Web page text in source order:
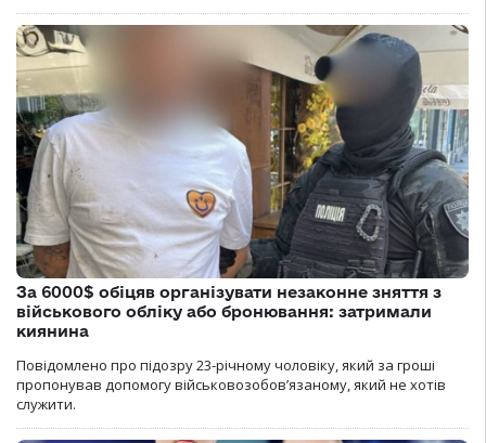
За 6000$ обіцяв організувати незаконне зняття з
військового обліку або бронювання: затримали
киянина
Повідомлено про підозру 23-річному чоловіку, який за гроші
пропонував допомогу військовозобов’язаному, який не хотів
служити.